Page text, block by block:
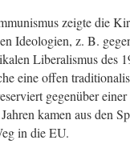
zeigte die
Ideologien, z. B.
Liberalismus des
eine offen
gegenüber
kamen aus den
in die EU.